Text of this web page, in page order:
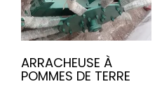
ARRACHEUSE À
POMMES DE TERRE